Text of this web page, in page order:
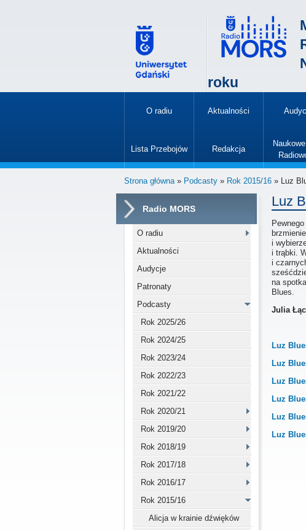
roku
O radiu Aktualności
Lista Przebojów Redakcja
Strona główna» Podcasty » Rok 2015/16 » Luz
Radio MORS
O radiu
Aktualności
Audycje
Patronaty
Podcasty
Rok 2025/26
Rok 2024/25
Rok 2023/24
Rok 2022/23
Rok 2021/22
Rok 2020/21
Rok 2019/20
Rok 2018/19
Rok 2017/18
Rok 2016/17
Rok 2015/16
Alicja w krainie dźwięków
Luz
i
i trąbki.
i
na
Blues.
Julia
Luz
Luz
Luz
Luz
Luz
Luz